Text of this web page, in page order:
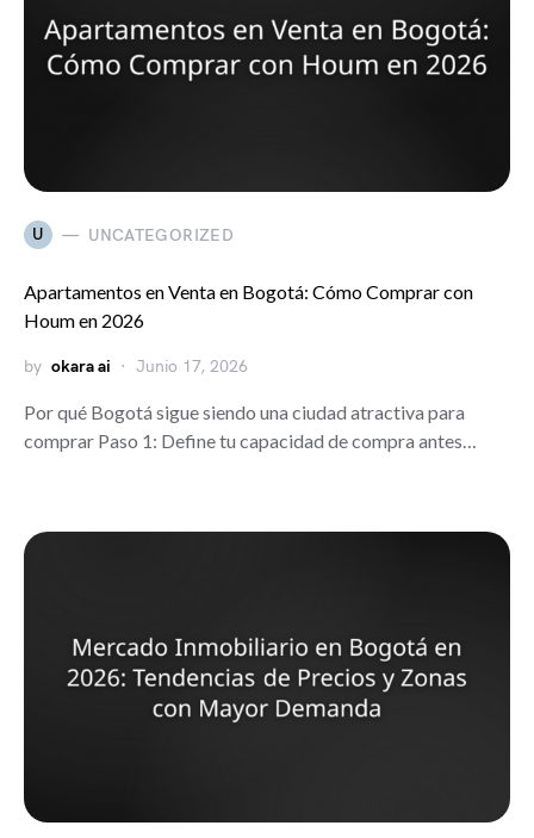
U UNCATEGORIZED
Apartamentos en Venta en Bogotá: Cómo Comprar con
Houm en 2026
by okara ai Junio 17, 2026
Por qué Bogotá sigue siendo una ciudad atractiva para
comprar Paso 1: Define tu capacidad de compra antes…